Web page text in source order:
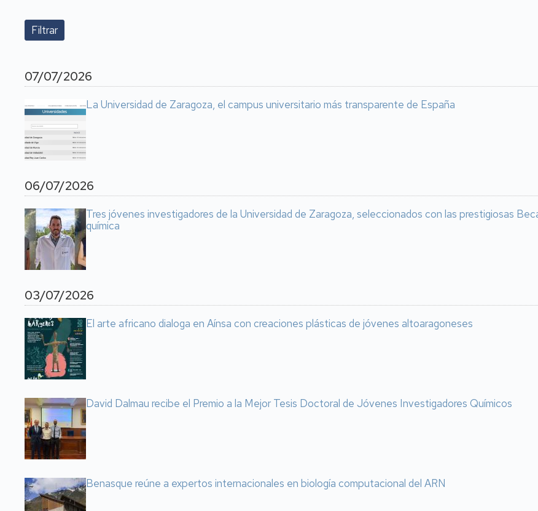
07/07/2026
La Universidad de Zaragoza, el campus universitario más transparente de España
06/07/2026
Tres jóvenes investigadores de la Universidad de Zaragoza, seleccionados con las prestigiosas
química
03/07/2026
El arte africano dialoga en Aínsa con creaciones plásticas de jóvenes altoaragoneses
David Dalmau recibe el Premio a la Mejor Tesis Doctoral de Jóvenes Investigadores Químicos
Benasque reúne a expertos internacionales en biología computacional del ARN